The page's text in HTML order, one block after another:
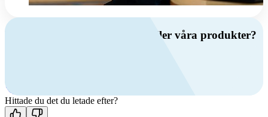
Har du frågor om ventilation eller våra produkter?
Kontakta oss
Hittade du det du letade efter?